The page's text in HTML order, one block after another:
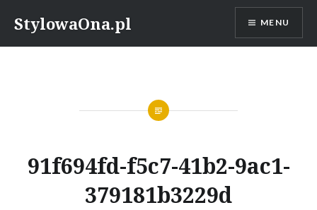
content
StylowaOna.pl MENU
91f694fd-f5c7-41b2-9ac1-
379181b3229d